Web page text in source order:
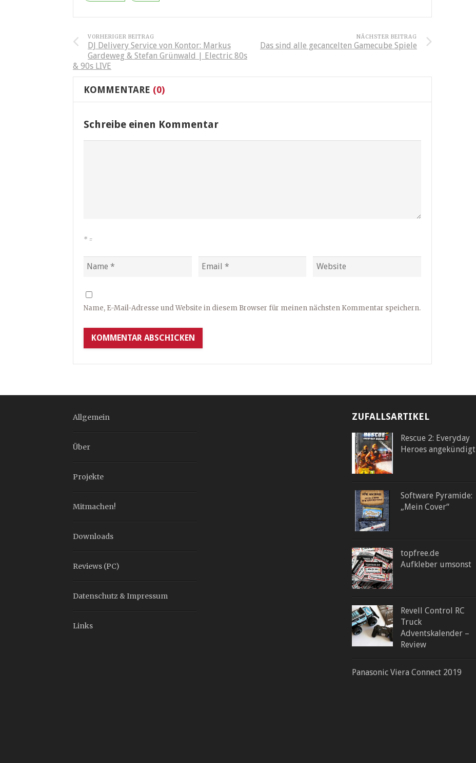
VORHERIGER BEITRAG
DJ Delivery Service von Kontor: Markus
Gardeweg & Stefan Grünwald | Electric 80s
& 90s LIVE
NÄCHSTER BEITRAG
Das sind alle gecancelten Gamecube Spiele
KOMMENTARE (0)
Schreibe einen Kommentar
* =
Name, E-Mail-Adresse und Website in diesem Browser für meinen nächsten Kommentar speichern.
Allgemein
Über
Projekte
Mitmachen!
Downloads
Reviews (PC)
Datenschutz & Impressum
Links
ZUFALLSARTIKEL
Rescue 2: Everyday
Heroes angekündigt
Software Pyramide:
„Mein Cover“
topfree.de
Aufkleber umsonst
Revell Control RC
Truck
Adventskalender –
Review
Panasonic Viera Connect 2019